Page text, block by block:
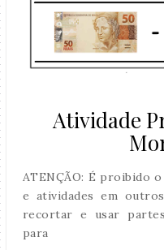
Atividade
ATENÇÃO: É proibido
e atividades em
recortar e usar
para